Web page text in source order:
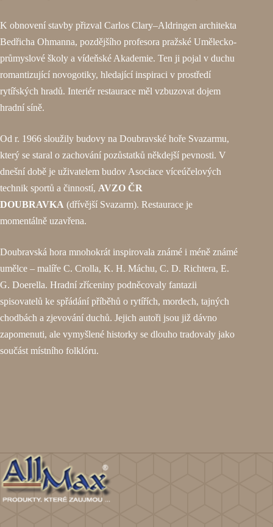
K obnovení stavby přizval Carlos Clary–Aldringen architekta
Bedřicha Ohmanna, pozdějšího profesora pražské Umělecko-
průmyslové školy a vídeňské Akademie. Ten ji pojal v duchu
romantizující novogotiky, hledající inspiraci v prostředí
rytířských hradů. Interiér restaurace měl vzbuzovat dojem
hradní síně.
Od r. 1966 sloužily budovy na Doubravské hoře Svazarmu,
který se staral o zachování pozůstatků někdejší pevnosti. V
dnešní době je uživatelem budov Asociace víceúčelových
technik sportů a činností, AVZO ČR
DOUBRAVKA (dřívější Svazarm). Restaurace je
momentálně uzavřena.
Doubravská hora mnohokrát inspirovala známé i méně známé
umělce – malíře C. Crolla, K. H. Máchu, C. D. Richtera, E.
G. Doerella. Hradní zříceniny podněcovaly fantazii
spisovatelů ke spřádání příběhů o rytířích, mordech, tajných
chodbách a zjevování duchů. Jejich autoři jsou již dávno
zapomenuti, ale vymyšlené historky se dlouho tradovaly jako
součást místního folklóru.